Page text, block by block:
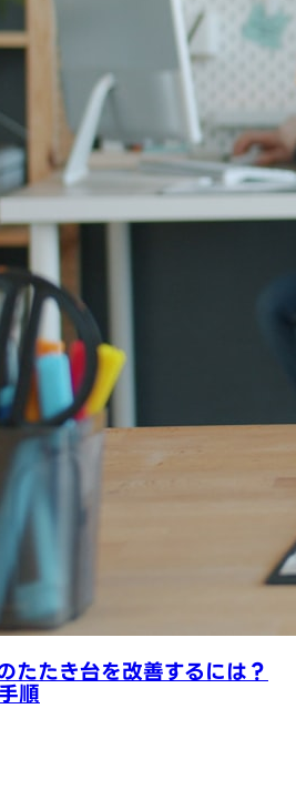
たき台を改善するには？
順